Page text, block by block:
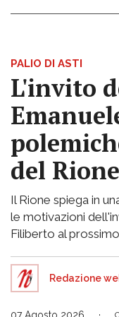
PALIO DI ASTI
L'invito
del
Il Rione spiega in
le motivazioni
Filiberto al
Redazione
07 Agosto 2026